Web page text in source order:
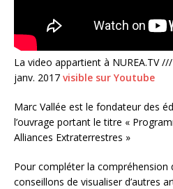
La video appartient à NUREA.TV
janv. 2017 visible sur Youtube
Marc Vallée est le fondateur des
l’ouvrage portant le titre «
Alliances Extraterrestres »
Pour compléter la compréhension
conseillons de visualiser d’autres